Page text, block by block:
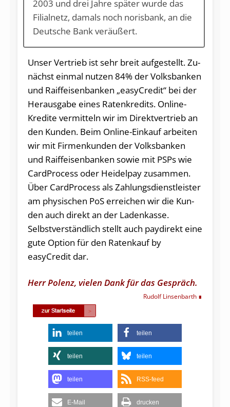
2003 und drei Jahre später wurde das
Filialnetz, damals noch norisbank, an die
Deutsche Bank veräußert.
Un­ser Vertrieb ist sehr breit auf­ge­stellt. Zu­
nächst einmal nut­zen 84% der Volks­ban­ken
und Raiff­ei­sen­banken „easyCredit“ bei der
Herausgabe ei­nes Ra­tenkredits. Online-
Kredi­te vermit­teln wir im Direktvertrieb an
den Kun­den. Beim Online-Ein­kauf arbei­ten
wir mit Firmenkun­den der Volksbanken
und Raiffeisenbanken sowie mit PSPs wie
CardProcess oder Hei­delpay zu­sammen.
Über CardProcess als Zahlungs­dienst­leis­ter
am physi­schen PoS errei­chen wir die Kun­
den auch direkt an der La­denkasse.
Selbstverständlich stellt auch paydirekt ei­ne
gu­te Opti­on für den Ra­tenkauf by
easyCredit dar.
Herr Polenz, vielen Dank für das Gespräch.
Rudolf Linsenbarth
teilen teilen
teilen teilen
teilen RSS-feed
E-Mail drucken